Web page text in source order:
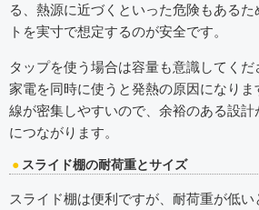
る、熱源に近づくといった危険もある
トを実寸で想定するのが安全です。
タップを使う場合は容量も意識してく
家電を同時に使うと発熱の原因になり
線が密集しやすいので、余裕のある設
につながります。
スライド棚の耐荷重とサイズ
スライド棚は便利ですが、耐荷重が低